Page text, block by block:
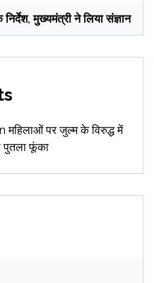
मुख्यमंत्री ने लिया संज्ञान
महिलाओं पर जुल्म के विरुद्ध में
पुतला फूंका